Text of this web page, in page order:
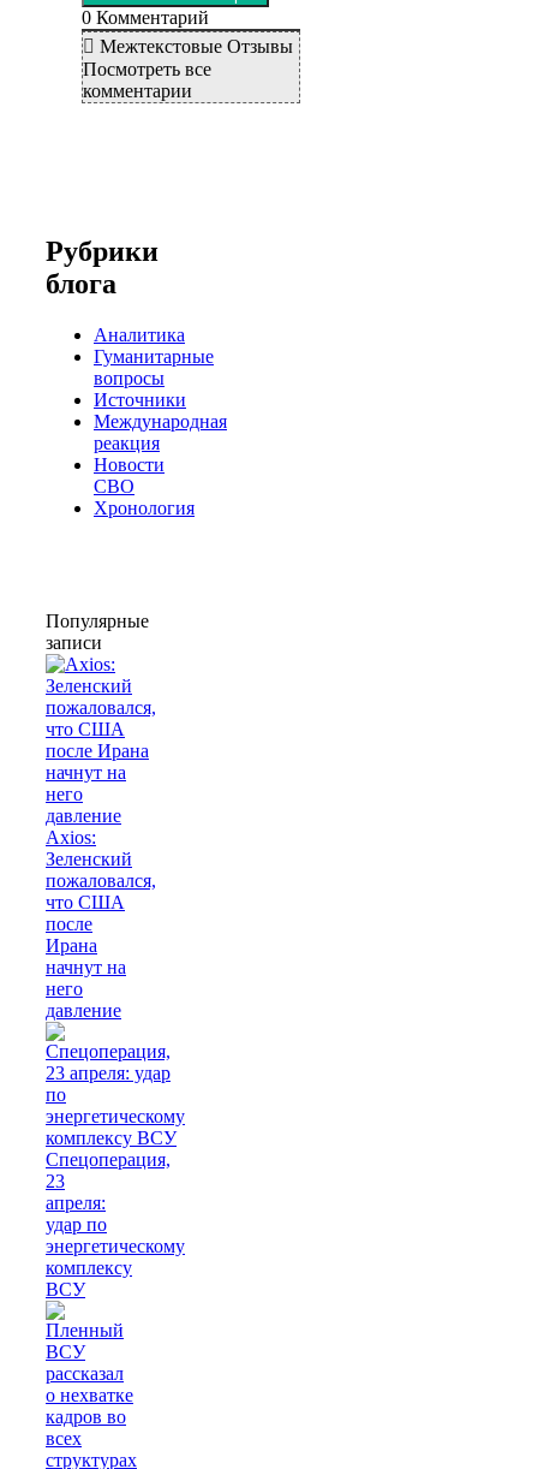
0 Комментарий
Межтекстовые Отзывы
Посмотреть все
комментарии
Рубрики
блога
Аналитика
Гуманитарные
вопросы
Источники
Международная
реакция
Новости
СВО
Хронология
Популярные
записи
Axios:
Зеленский
пожаловался,
что США
после
Ирана
начнут на
него
давление
Спецоперация,
23
апреля:
удар по
энергетическому
комплексу
ВСУ